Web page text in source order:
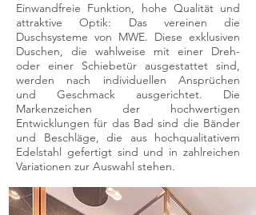
Einwandfreie Funktion, hohe Qualität und
attraktive Optik: Das vereinen die
Duschsysteme von MWE. Diese exklusiven
Duschen, die wahlweise mit einer Dreh-
oder einer Schiebetür ausgestattet sind,
werden nach individuellen Ansprüchen
und Geschmack ausgerichtet. Die
Markenzeichen der hochwertigen
Entwicklungen für das Bad sind die Bänder
und Beschläge, die aus hochqualitativem
Edelstahl gefertigt sind und in zahlreichen
Variationen zur Auswahl stehen.